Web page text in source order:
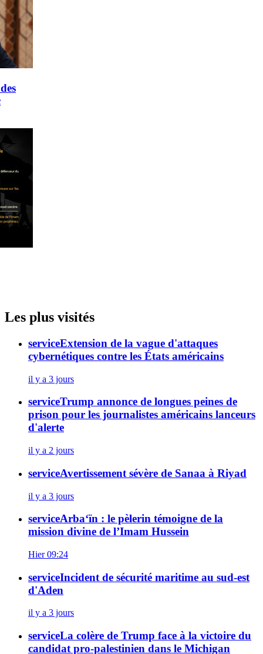
Les plus visités
serviceExtension de la vague d'attaques
cybernétiques contre les États américains
il y a 3 jours
serviceTrump annonce de longues peines de
prison pour les journalistes américains lanceurs
d'alerte
il y a 2 jours
serviceAvertissement sévère de Sanaa à Riyad
il y a 3 jours
serviceArba‘ïn : le pèlerin témoigne de la
mission divine de l’Imam Hussein
Hier 09:24
serviceIncident de sécurité maritime au sud-est
d'Aden
il y a 3 jours
serviceLa colère de Trump face à la victoire du
candidat pro-palestinien dans le Michigan